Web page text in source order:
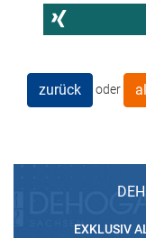
zurück oder
EXKLUSIV